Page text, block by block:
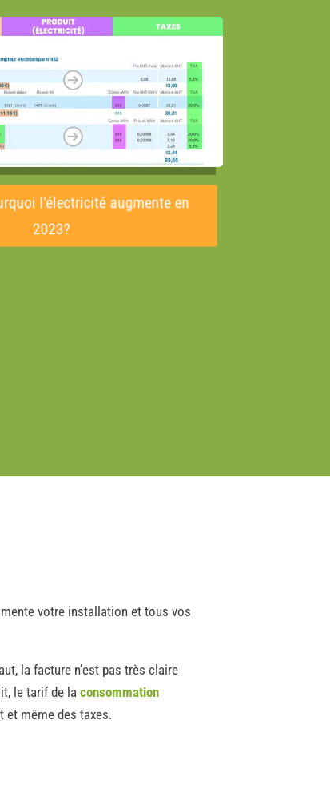
l'électricité augmente en
2023?
votre installation et tous vos
la facture n’est pas très claire
le tarif de laconsommation
et même des taxes.